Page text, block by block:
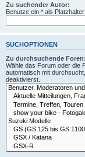
Zu suchender Autor:
Benutze ein * als
SUCHOPTIONEN
Zu durchsuchende Foren:
Wähle das Forum oder die
automatisch mit
deaktivierst.